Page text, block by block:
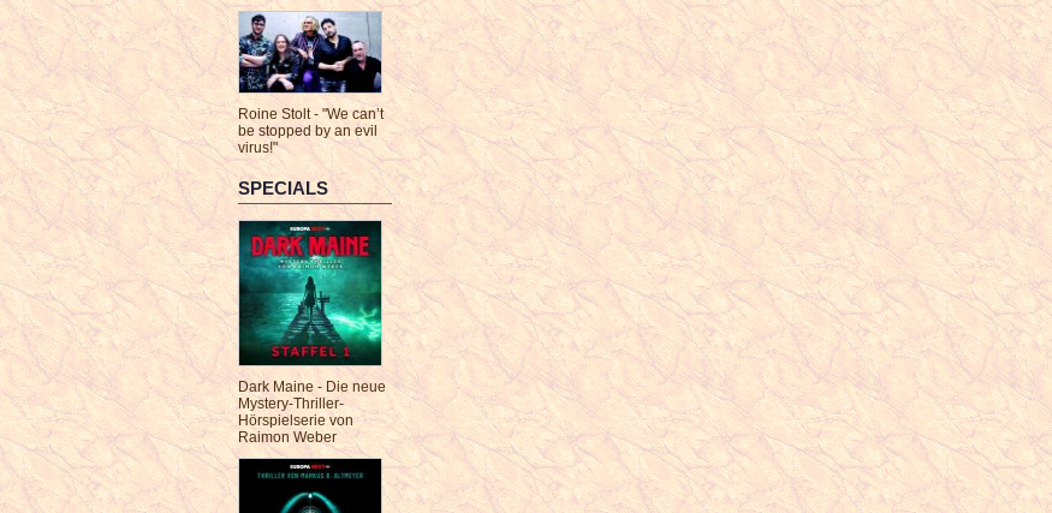
Roine Stolt - "We can’t
be stopped by an evil
virus!"
SPECIALS
Dark Maine - Die neue
Mystery-Thriller-
Hörspielserie von
Raimon Weber